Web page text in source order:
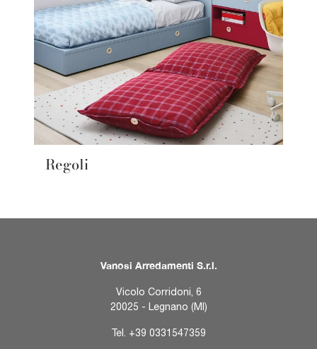
Regoli
Vanosi Arredamenti S.r.l.
Vicolo Corridoni, 6
20025 - Legnano (MI)
Tel. +39 0331547359